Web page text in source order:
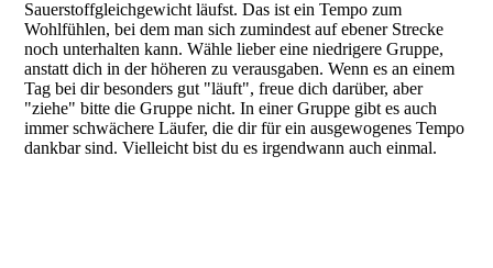
Sauerstoffgleichgewicht läufst. Das ist ein Tempo zum
Wohlfühlen, bei dem man sich zumindest auf ebener Strecke
noch unterhalten kann. Wähle lieber eine niedrigere Gruppe,
anstatt dich in der höheren zu verausgaben. Wenn es an einem
Tag bei dir besonders gut "läuft", freue dich darüber, aber
"ziehe" bitte die Gruppe nicht. In einer Gruppe gibt es auch
immer schwächere Läufer, die dir für ein ausgewogenes Tempo
dankbar sind. Vielleicht bist du es irgendwann auch einmal.